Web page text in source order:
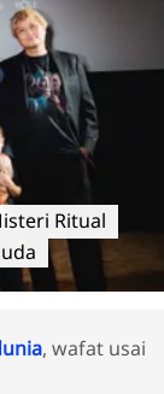
Ritual
, wafat usai